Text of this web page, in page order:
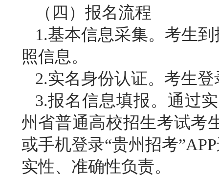
（四）报名流程
1.基本信息采集。考生
照信息。
2.实名身份认证。 考生登
3.报名信息填报。通过
州省普通高校招生考试考
或手机登录“贵州招考
实性、准确性负责。